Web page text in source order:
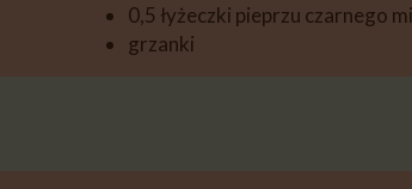
0,5 łyżeczki pieprzu czarnego
grzanki